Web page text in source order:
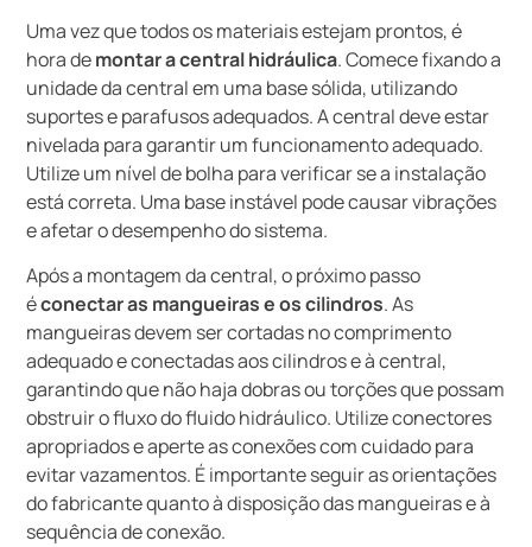
Uma vez que todos os materiais estejam prontos, é
hora demontar a central hidráulica. Comece fixando a
unidade da central em uma base sólida, utilizando
suportes e parafusos adequados. A central deve estar
nivelada para garantir um funcionamento adequado.
Utilize um nível de bolha para verificar se a instalação
está correta. Uma base instável pode causar vibrações
e afetar o desempenho do sistema.
Após a montagem da central, o próximo passo
éconectar as mangueiras e os cilindros. As
mangueiras devem ser cortadas no comprimento
adequado e conectadas aos cilindros e à central,
garantindo que não haja dobras ou torções que possam
obstruir o fluxo do fluido hidráulico. Utilize conectores
apropriados e aperte as conexões com cuidado para
evitar vazamentos. É importante seguir as orientações
do fabricante quanto à disposição das mangueiras e à
sequência de conexão.